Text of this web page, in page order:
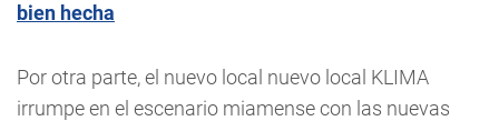
bien hecha
Por otra parte, el nuevo local nuevo local KLIMA
irrumpe en el escenario miamense con las nuevas